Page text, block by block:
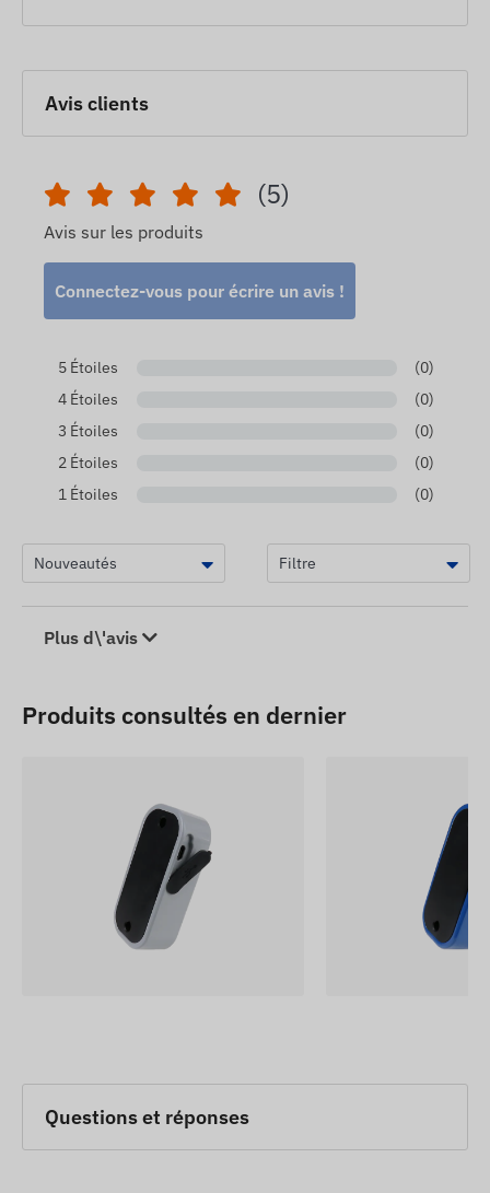
Avis clients
(5)
Avis sur les produits
Connectez-vous pour écrire un avis !
5 Étoiles
(0)
4 Étoiles
(0)
3 Étoiles
(0)
2 Étoiles
(0)
1 Étoiles
(0)
Plus d\'avis
Produits consultés en dernier
Questions et réponses